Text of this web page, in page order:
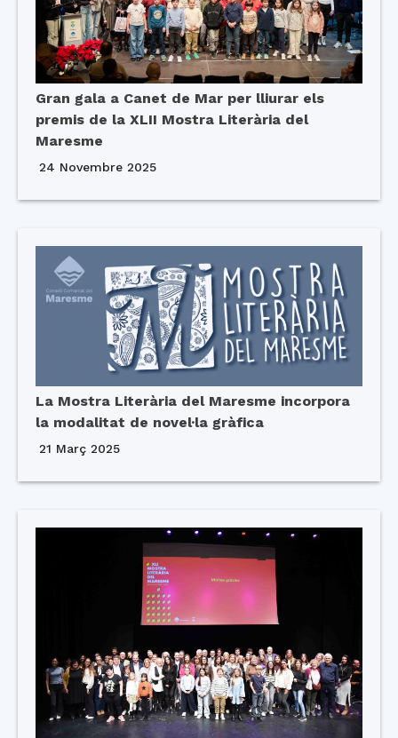
Gran gala a Canet de Mar per lliurar els
premis de la XLII Mostra Literària del
Maresme
24 Novembre 2025
La Mostra Literària del Maresme incorpora
la modalitat de novel·la gràfica
21 Març 2025